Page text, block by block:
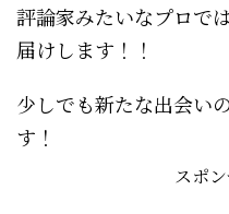
評論家みたいなプロで
届けします！！
少しでも新たな出会い
す！
スポ